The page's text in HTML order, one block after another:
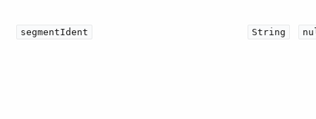
segmentIdent String